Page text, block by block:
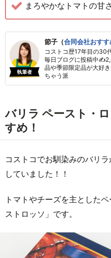
まろやかなトマトの甘
執筆者
節子（合同会社おす
コストコ歴17年目の30
毎日ブログに投稿中
品や季節限定品が大好
ちゃう派
バリラ ペースト・
すめ！
コストコでお馴染みのバリ
していました！！
トマトやチーズを主とした
ストロッソ」です。